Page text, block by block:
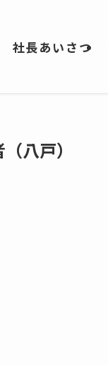
社長あいさつ
八戸）